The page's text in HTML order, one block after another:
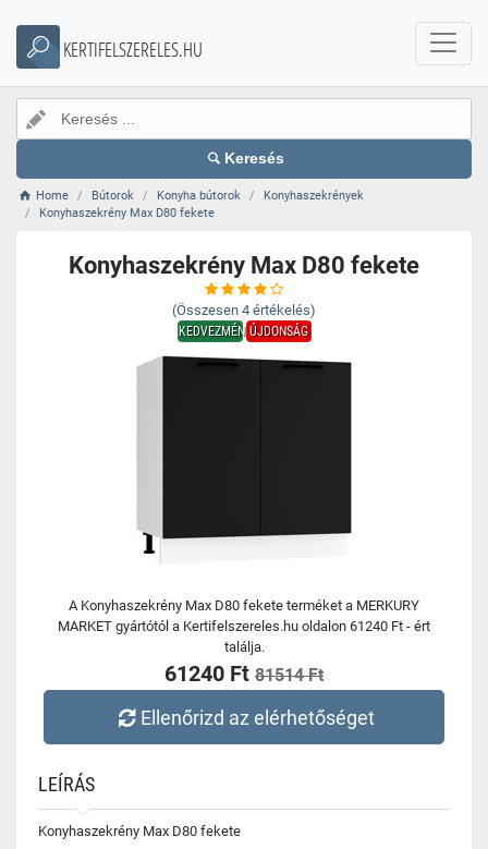
KERTIFELSZERELES.HU
Keresés
Home Bútorok Konyha bútorok
Konyhaszekrények
Konyhaszekrény Max D80 fekete
Konyhaszekrény Max D80 fekete
(Összesen 4 értékelés)
KEDVEZMÉNYÚJDONSÁG
A Konyhaszekrény Max D80 fekete terméket a MERKURY
MARKET gyártótól a Kertifelszereles.hu oldalon 61240 Ft - ért
találja.
61240 Ft 81514 Ft
Ellenőrizd az elérhetőséget
LEÍRÁS
Konyhaszekrény Max D80 fekete